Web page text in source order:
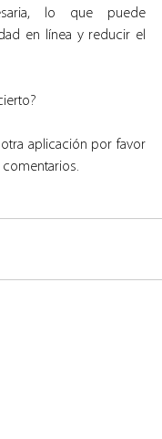
lo que puede
en línea y reducir el
aplicación por favor